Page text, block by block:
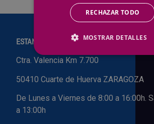
ESTAMOS EN:
Ctra. Valencia Km 7.700
50410 Cuarte de Huerva ZARAGOZA
De Lunes a Viernes de 8:00 a 16:00h.
a 13:00h
Outlet Sierras
Outlet Soldadura
Outlet Técnica de fluidos
RECHAZAR TODO
MOSTRAR DETALLES